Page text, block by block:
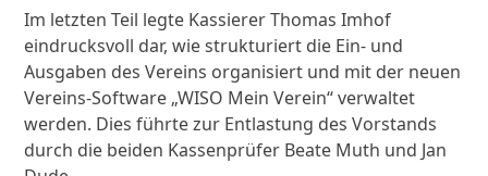
Im letzten Teil legte Kassierer Thomas Imhof
eindrucksvoll dar, wie strukturiert die Ein- und
Ausgaben des Vereins organisiert und mit der neuen
Vereins-Software „WISO Mein Verein“ verwaltet
werden. Dies führte zur Entlastung des Vorstands
durch die beiden Kassenprüfer Beate Muth und Jan